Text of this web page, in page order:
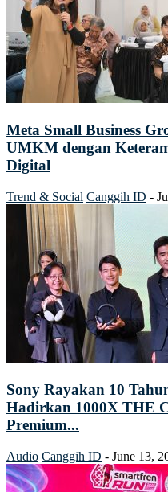
Meta Small Business
UMKM dengan
Digital
Trend & Social Canggih ID -
Sony Rayakan 10
Hadirkan 1000X THE
Premium...
Audio Canggih ID - June 13,